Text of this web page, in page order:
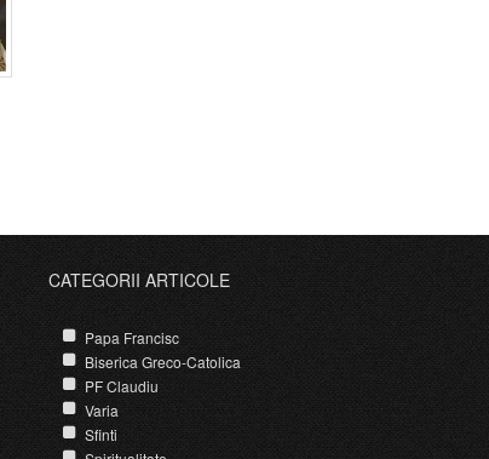
CATEGORII ARTICOLE
Papa Francisc
Biserica Greco-Catolica
PF Claudiu
Varia
Sfinti